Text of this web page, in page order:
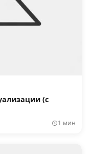
(с
1 мин